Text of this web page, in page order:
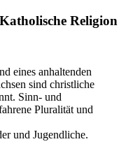
Religion
eines anhaltenden
sind christliche
Sinn- und
Pluralität und
und Jugendliche.